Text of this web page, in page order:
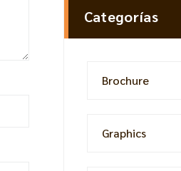
Categorías
Brochure
Graphics